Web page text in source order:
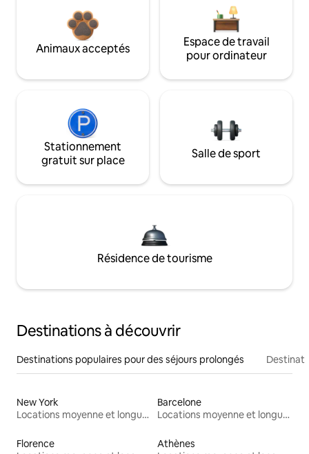
Animaux acceptés
Espace de travail
pour ordinateur
Stationnement
gratuit sur place
Salle de sport
Résidence de tourisme
Destinations à découvrir
Destinations populaires pour des séjours prolongés
New York
Locations moyenne et longue durée
Barcelone
Locations moyenne et longue durée
Florence
Athènes